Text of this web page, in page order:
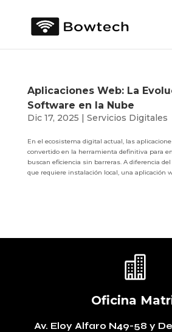
Aplicaciones Web: La
Software en la Nube
Dic 17, 2025 | Servicios Digitales
En el ecosistema digital actual, las
convertido en la herramienta definitiva para
buscan eficiencia sin barreras. A diferencia
que requiere instalación local, una aplicación

Oficina
Av. Eloy Alfaro N49-58 y